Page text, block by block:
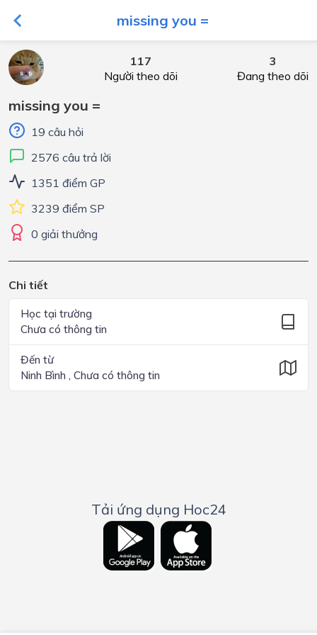
missing you =
117
Người theo dõi
3
Đang theo dõi
missing you =
19 câu hỏi
2576 câu trả lời
1351 điểm GP
3239 điểm SP
0 giải thưởng
Chi tiết
Học tại trường
Chưa có thông tin
Đến từ
Ninh Bình , Chưa có thông tin
Tải ứng dụng Hoc24